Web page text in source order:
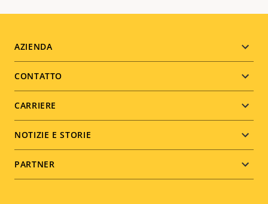
Footer
menu
AZIENDA
CONTATTO
CARRIERE
NOTIZIE E STORIE
PARTNER